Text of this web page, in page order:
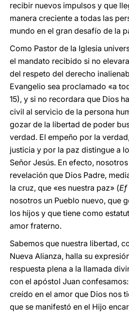
recibir nuevos impulsos y que
manera creciente a todas las
mundo en el gran desafío de la
Como Pastor de la Iglesia
el mandato recibido si no
del respeto del derecho
Evangelio sea proclamado «a
15), y si no recordara que Dios
civil al servicio de la persona
gozar de la libertad de poder
verdad. El empeño por la
justicia y por la paz distingue a
Señor Jesús. En efecto,
revelación que Dios Padre,
la cruz, que «es nuestra paz» (Ef
nosotros un Pueblo nuevo, que
los hijos y que tiene como
amor fraterno.
Sabemos que nuestra libertad,
Nueva Alianza, halla su
respuesta plena a la llamada
con el apóstol Juan
creído en el amor que Dios nos
que se manifestó en el Hijo